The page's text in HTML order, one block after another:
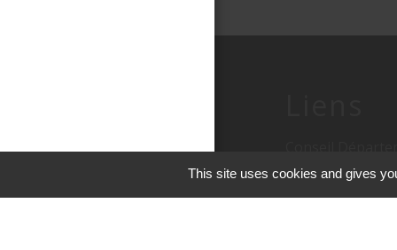
Troyes
This site uses cookies and gives